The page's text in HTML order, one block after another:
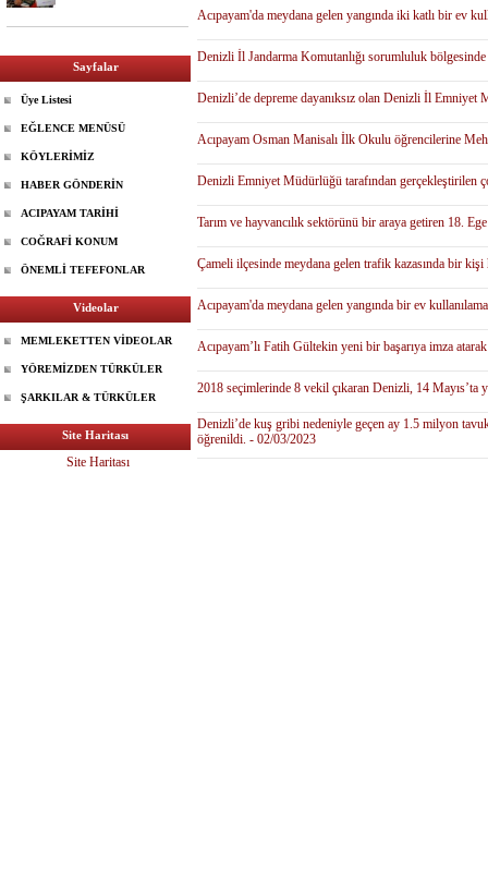
Sayfalar
Üye Listesi
EĞLENCE MENÜSÜ
KÖYLERİMİZ
HABER GÖNDERİN
ACIPAYAM TARİHİ
COĞRAFİ KONUM
ÖNEMLİ TEFEFONLAR
Videolar
MEMLEKETTEN VİDEOLAR
YÖREMİZDEN TÜRKÜLER
ŞARKILAR & TÜRKÜLER
Site Haritası
Site Haritası
Acıpayam'da meydana gelen yangında iki katlı bir ev
Denizli İl Jandarma Komutanlığı sorumluluk bölgesinde
Denizli’de depreme dayanıksız olan Denizli İl Emniyet
Acıpayam Osman Manisalı İlk Okulu öğrencilerine
Denizli Emniyet Müdürlüğü tarafından gerçekleştirilen
Tarım ve hayvancılık sektörünü bir araya getiren 18.
Çameli ilçesinde meydana gelen trafik kazasında bir
Acıpayam'da meydana gelen yangında bir ev
Acıpayam’lı Fatih Gültekin yeni bir başarıya imza
2018 seçimlerinde 8 vekil çıkaran Denizli, 14 Mayıs’ta
Denizli’de kuş gribi nedeniyle geçen ay 1.5 milyon
öğrenildi. - 02/03/2023